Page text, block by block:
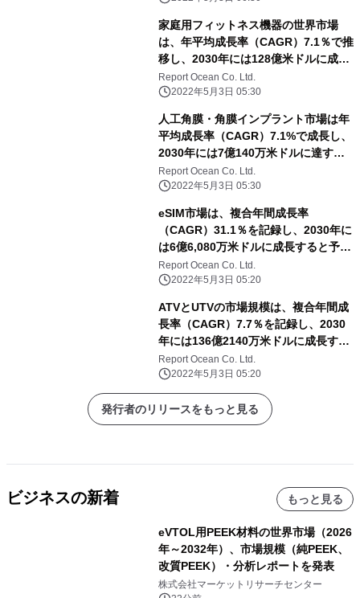
家庭用フィットネス機器の世界市場
は、年平均成長率（CAGR）7.1％で推
移し、2030年には128億米ドルに成長
すると予測
Report Ocean Co. Ltd.
2022年5月3日 05:30
人工角膜・角膜インプラント市場は年
平均成長率（CAGR）7.1%で成長し、
2030年には7億140万米ドルに達する
と予測される
Report Ocean Co. Ltd.
2022年5月3日 05:30
eSIM市場は、複合年間成長率
（CAGR）31.1％を記録し、2030年に
は6億6,080万米ドルに成長すると予測
される
Report Ocean Co. Ltd.
2022年5月3日 05:20
ATVとUTVの市場規模は、複合年間成
長率（CAGR）7.7％を記録し、2030
年には136億2140万米ドルに成長する
と予測される
Report Ocean Co. Ltd.
2022年5月3日 05:20
発行者のリリースをもっと見る
ビジネスの新着 もっと見る
eVTOL用PEEK材料の世界市場（2026
年～2032年）、市場規模（純PEEK、
改質PEEK）・分析レポートを発表
株式会社マーケットリサーチセンター